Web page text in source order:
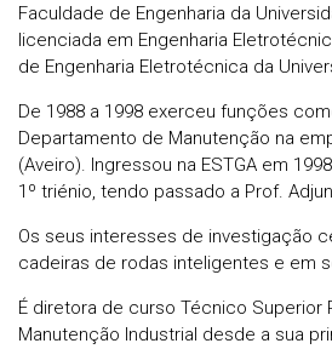
Faculdade de Engenharia da
licenciada em Engenharia
de Engenharia Eletrotécnica da
De 1988 a 1998 exerceu funções
Departamento de Manutenção na
(Aveiro). Ingressou na ESTGA em
1º triénio, tendo passado a Prof.
Os seus interesses de investigação
cadeiras de rodas inteligentes e em
É diretora de curso Técnico Superior
Manutenção Industrial desde a sua